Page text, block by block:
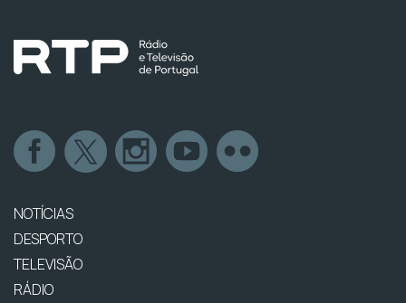
NOTÍCIAS
DESPORTO
TELEVISÃO
RÁDIO